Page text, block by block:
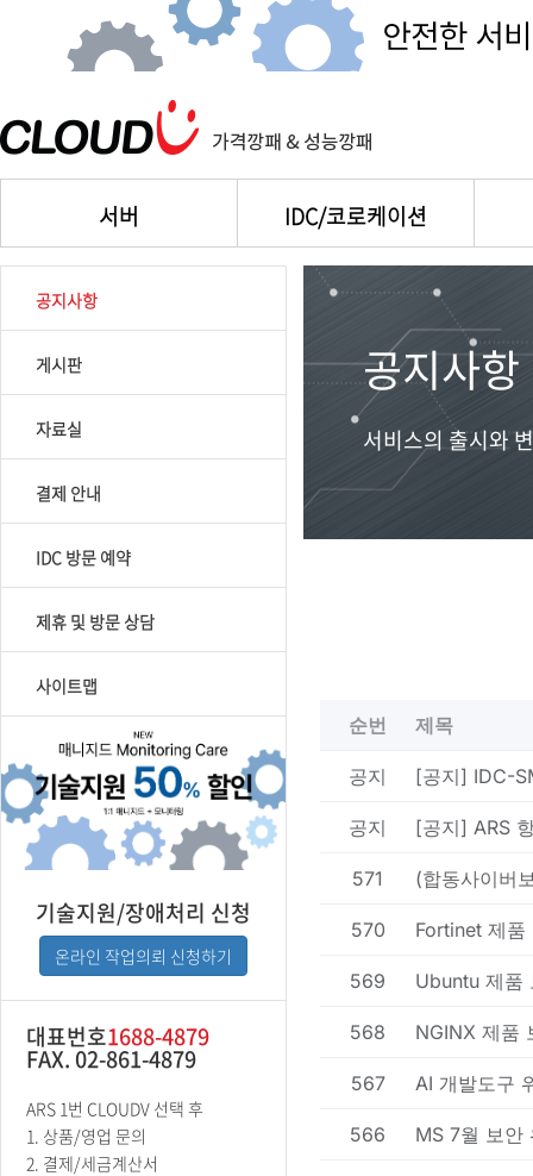
서버 IDC/코로케이션
공지사항
게시판
자료실
결제 안내
IDC 방문 예약
제휴 및 방문 상담
사이트맵
기술지원/장애처리 신청
온라인 작업의뢰 신청하기
대표번호1688-4879
FAX. 02-861-4879
ARS 1번 CLOUDV 선택 후
1. 상품/영업 문의
2. 결제/세금계산서
공지사항
서비스의 출시와